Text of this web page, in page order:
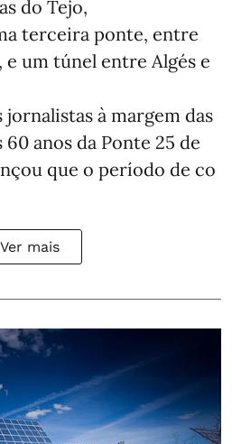
do Tejo,
terceira ponte, entre
e um túnel entre Algés e
jornalistas à margem das
anos da Ponte 25 de
que o período de co
Ver mais